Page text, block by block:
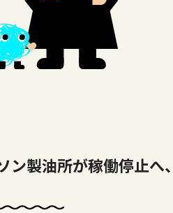
ン製油所が稼働停止へ